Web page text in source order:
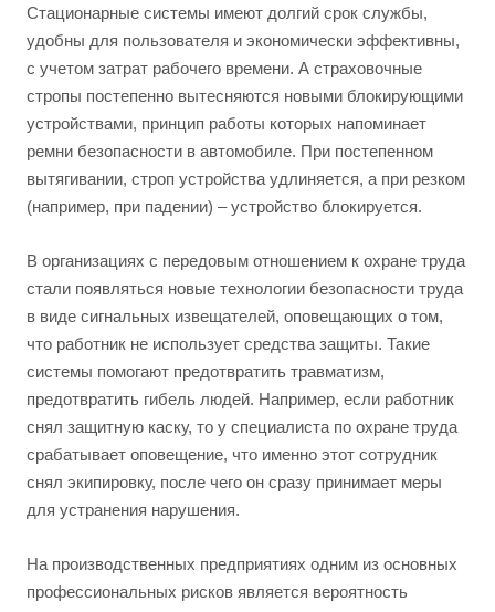
Стационарные системы имеют долгий срок службы,
удобны для пользователя и экономически эффективны,
с учетом затрат рабочего времени. А страховочные
стропы постепенно вытесняются новыми блокирующими
устройствами, принцип работы которых напоминает
ремни безопасности в автомобиле. При постепенном
вытягивании, строп устройства удлиняется, а при резком
(например, при падении) – устройство блокируется.
В организациях с передовым отношением к охране труда
стали появляться новые технологии безопасности труда
в виде сигнальных извещателей, оповещающих о том,
что работник не использует средства защиты. Такие
системы помогают предотвратить травматизм,
предотвратить гибель людей. Например, если работник
снял защитную каску, то у специалиста по охране труда
срабатывает оповещение, что именно этот сотрудник
снял экипировку, после чего он сразу принимает меры
для устранения нарушения.
На производственных предприятиях одним из основных
профессиональных рисков является вероятность